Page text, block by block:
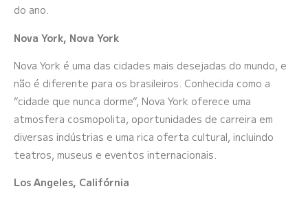
do ano.
Nova York, Nova York
Nova York é uma das cidades mais desejadas do mundo, e
não é diferente para os brasileiros. Conhecida como a
“cidade que nunca dorme”, Nova York oferece uma
atmosfera cosmopolita, oportunidades de carreira em
diversas indústrias e uma rica oferta cultural, incluindo
teatros, museus e eventos internacionais.
Los Angeles, Califórnia